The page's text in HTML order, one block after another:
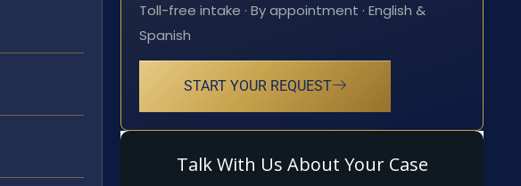
Toll-free intake · By appointment · English &
Spanish
START YOUR REQUEST